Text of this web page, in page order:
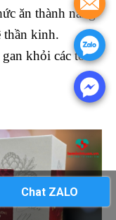
ăn thành năng
thần kinh.
khỏi các tổn
Chat ZALO